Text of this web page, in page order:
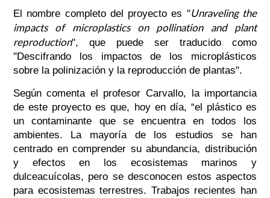
El nombre completo del proyecto es "Unraveling the
impacts of microplastics on pollination and plant
reproduction", que puede ser traducido como
"Descifrando los impactos de los microplásticos
sobre la polinización y la reproducción de plantas".
Según comenta el profesor Carvallo, la importancia
de este proyecto es que, hoy en día, “el plástico es
un contaminante que se encuentra en todos los
ambientes. La mayoría de los estudios se han
centrado en comprender su abundancia, distribución
y efectos en los ecosistemas marinos y
dulceacuícolas, pero se desconocen estos aspectos
para ecosistemas terrestres. Trabajos recientes han